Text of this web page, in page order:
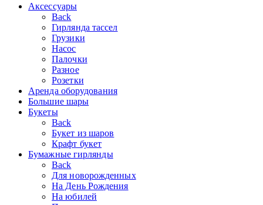
Аксессуары
Back
Гирлянда тассел
Грузики
Насос
Палочки
Разное
Розетки
Аренда оборудования
Большие шары
Букеты
Back
Букет из шаров
Крафт букет
Бумажные гирлянды
Back
Для новорожденных
На День Рождения
На юбилей